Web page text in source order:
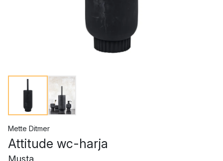
Mette Ditmer
Attitude wc-harja
Musta